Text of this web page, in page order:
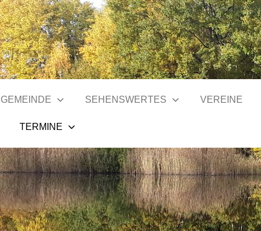
GEMEINDE SEHENSWERTES VEREINE
TERMINE